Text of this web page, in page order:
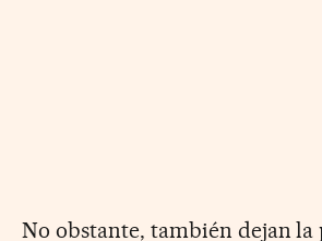
No obstante, también dejan